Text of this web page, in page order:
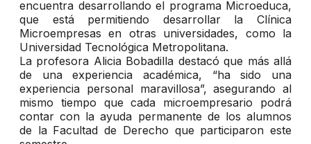
encuentra desarrollando el programa Microeduca,
que está permitiendo desarrollar la Clínica
Microempresas en otras universidades, como la
Universidad Tecnológica Metropolitana.
La profesora Alicia Bobadilla destacó que más allá
de una experiencia académica, “ha sido una
experiencia personal maravillosa”, asegurando al
mismo tiempo que cada microempresario podrá
contar con la ayuda permanente de los alumnos
de la Facultad de Derecho que participaron este